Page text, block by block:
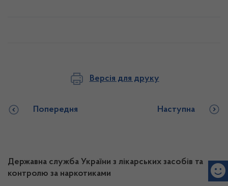
Версія для друку
Попередня Наступна
Державна служба України з лікарських засобів та
контролю за наркотиками